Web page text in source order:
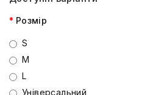
Розмір
S
M
L
Універсальний